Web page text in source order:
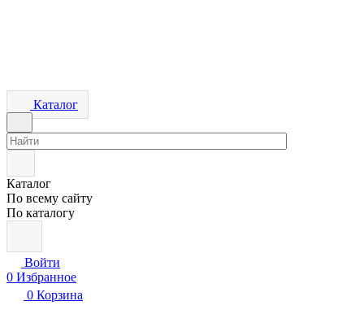
Каталог
Каталог
По всему сайту
По каталогу
Войти
0 Избранное
0 Корзина